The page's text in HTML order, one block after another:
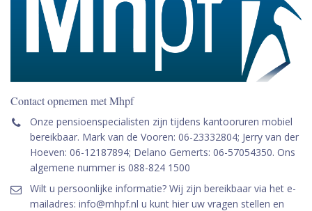
Contact opnemen met Mhpf
Onze pensioenspecialisten zijn tijdens kantooruren mobiel
bereikbaar. Mark van de Vooren: 06-23332804; Jerry van der
Hoeven: 06-12187894; Delano Gemerts: 06-57054350. Ons
algemene nummer is 088-824 1500
Wilt u persoonlijke informatie? Wij zijn bereikbaar via het e-
mailadres: info@mhpf.nl u kunt hier uw vragen stellen en